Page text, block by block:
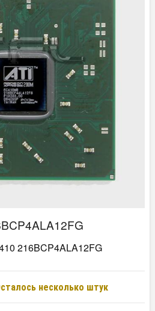
216BCP4ALA12FG
несколько штук